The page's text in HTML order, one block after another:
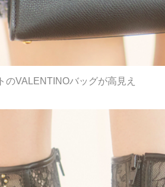
のVALENTINOバッグが高見え